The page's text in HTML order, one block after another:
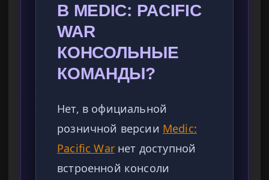
В MEDIC: PACIFIC
WAR
КОНСОЛЬНЫЕ
КОМАНДЫ?
Нет, в официальной
розничной версии Medic:
Pacific Warнет доступной
встроенной консоли